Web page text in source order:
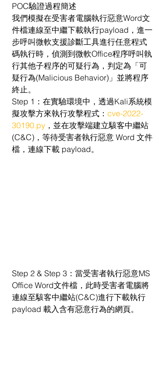
POC驗證過程簡述
我們模擬在受害者電腦執行惡意Word文
件檔連線至中繼下載執行payload，進一
步呼叫微軟支援診斷工具進行任意程式
碼執行時，偵測到微軟Office程序呼叫執
行其他子程序的可疑行為，判定為「可
疑行為(Malicious Behavior)」並將程序
終止。
Step 1：在實驗環境中，透過Kali系統模
擬攻擊方來執行攻擊程式： cve-2022-
30190.py ，並在攻擊端建立駭客中繼站
(C&C)，等待受害者執行惡意 Word 文件
檔，連線下載 payload。
Step 2 & Step 3：當受害者執行惡意MS
Office Word文件檔，此時受害者電腦將
連線至駭客中繼站(C&C)進行下載執行
payload 載入含有惡意行為的網頁。